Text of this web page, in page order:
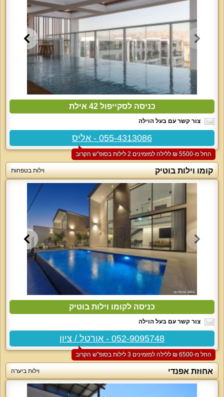
כניסה לסקייפול 42 אילת
צור קשר עם בעל הוילה
055-4313086 - אליס
החל מ-‏5500 ₪ ללילה למזמינים 2 לילות בסופ"ש הקרוב
קומו וילות בוטיק וילות בטפחות
כניסה לקומו וילות בוטיק
צור קשר עם בעל הוילה
052-9095748 - אורטל / ציון
החל מ-‏6500 ₪ ללילה למזמינים 3 לילות בסופ"ש הקרוב
אחוזת אפנדי וילות ביערה